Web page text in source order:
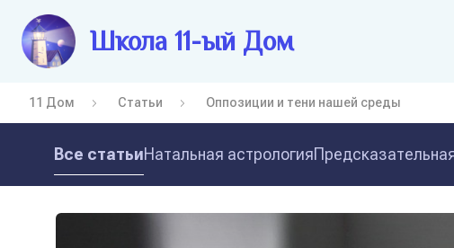
Школа 11-ый Дом
11 Дом Статьи Оппозиции и тени нашей среды
Все статьиНатальная астрология